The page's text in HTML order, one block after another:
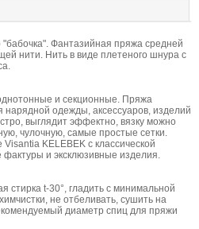
"бабочка". Фантазийная пряжа средней
нити. Нить в виде плетеного шнура с
и секционные. Пряжа
нарядной одежды, аксессуаров, изделий
выглядит эффектно, вязку можно
чулочную, самые простые сетки.
KELEBEK с классической
и эксклюзивные изделия.
стирка t-30°, гладить с минимальной
не отбеливать, сушить на
диаметр спиц для пряжи